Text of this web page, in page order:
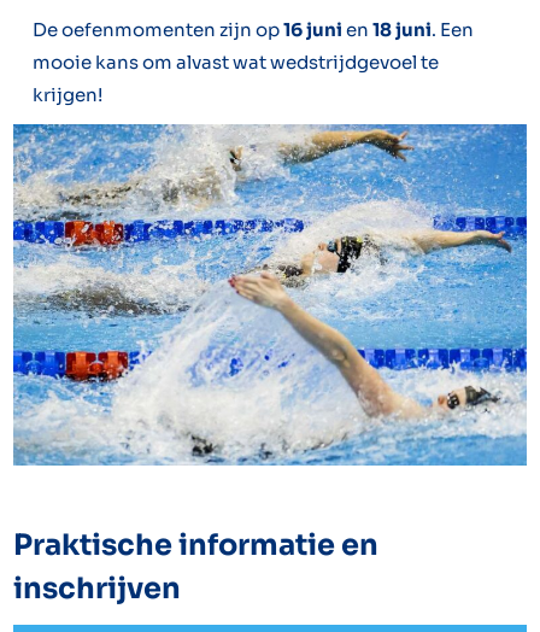
De oefenmomenten zijn op16 juni en18 juni. Een
mooie kans om alvast wat wedstrijdgevoel te
krijgen!
Praktische informatie en
inschrijven